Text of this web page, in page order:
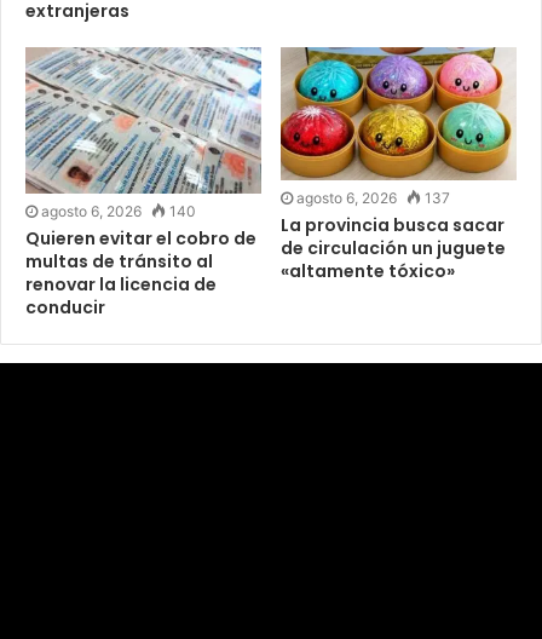
extranjeras
agosto 6, 2026 140
Quieren evitar el cobro de
multas de tránsito al
renovar la licencia de
conducir
agosto 6, 2026 137
La provincia busca sacar
de circulación un juguete
«altamente tóxico»